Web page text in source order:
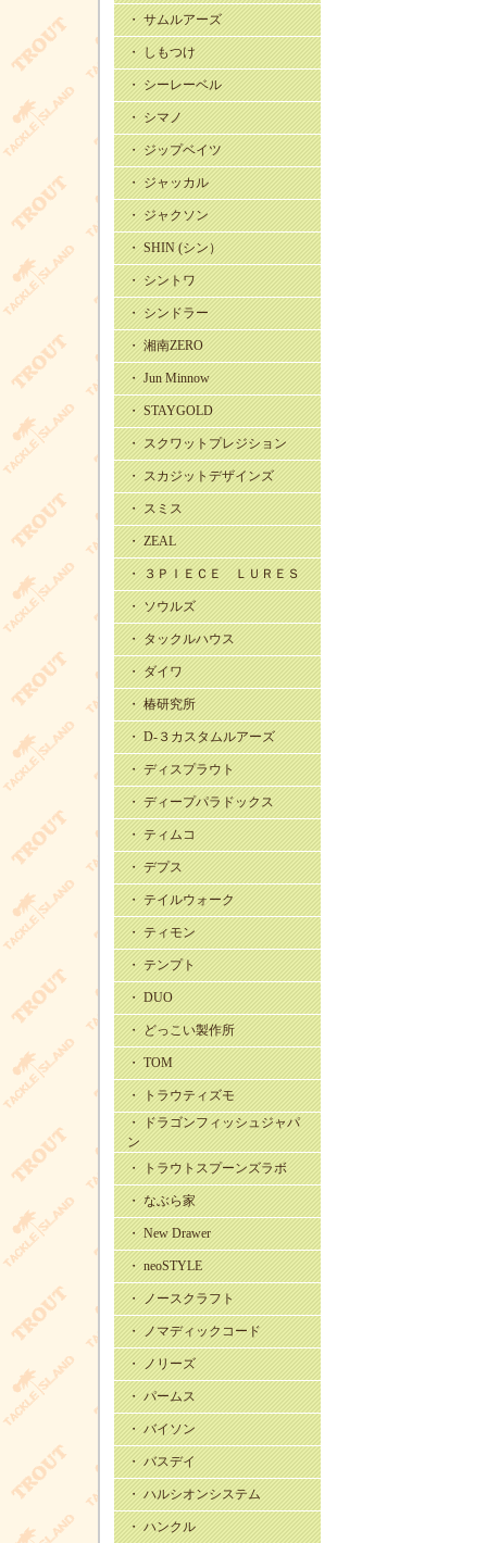
・ サムルアーズ
・ しもつけ
・ シーレーベル
・ シマノ
・ ジップベイツ
・ ジャッカル
・ ジャクソン
・ SHIN (シン）
・ シントワ
・ シンドラー
・ 湘南ZERO
・ Jun Minnow
・ STAYGOLD
・ スクワットプレジション
・ スカジットデザインズ
・ スミス
・ ZEAL
・ ３ＰＩＥＣＥ ＬＵＲＥＳ
・ ソウルズ
・ タックルハウス
・ ダイワ
・ 椿研究所
・ D-３カスタムルアーズ
・ ディスプラウト
・ ディープパラドックス
・ ティムコ
・ デプス
・ テイルウォーク
・ ティモン
・ テンプト
・ DUO
・ どっこい製作所
・ TOM
・ トラウティズモ
・ ドラゴンフィッシュジャパ
ン
・ トラウトスプーンズラボ
・ なぶら家
・ New Drawer
・ neoSTYLE
・ ノースクラフト
・ ノマディックコード
・ ノリーズ
・ パームス
・ バイソン
・ バスデイ
・ ハルシオンシステム
・ ハンクル